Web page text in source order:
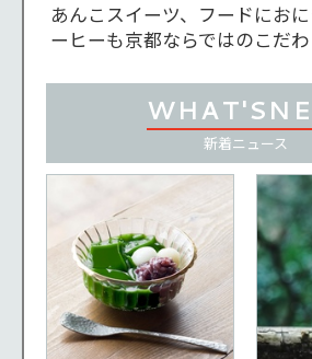
あんこスイーツ、フードにお
ーヒーも京都ならではのこだわ
WHAT'S
新着ニュース